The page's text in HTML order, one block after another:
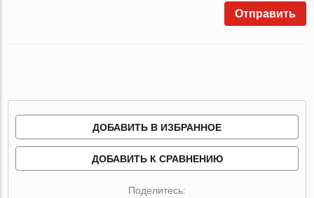
Отправить
ДОБАВИТЬ В ИЗБРАННОЕ
ДОБАВИТЬ К СРАВНЕНИЮ
Поделитесь: